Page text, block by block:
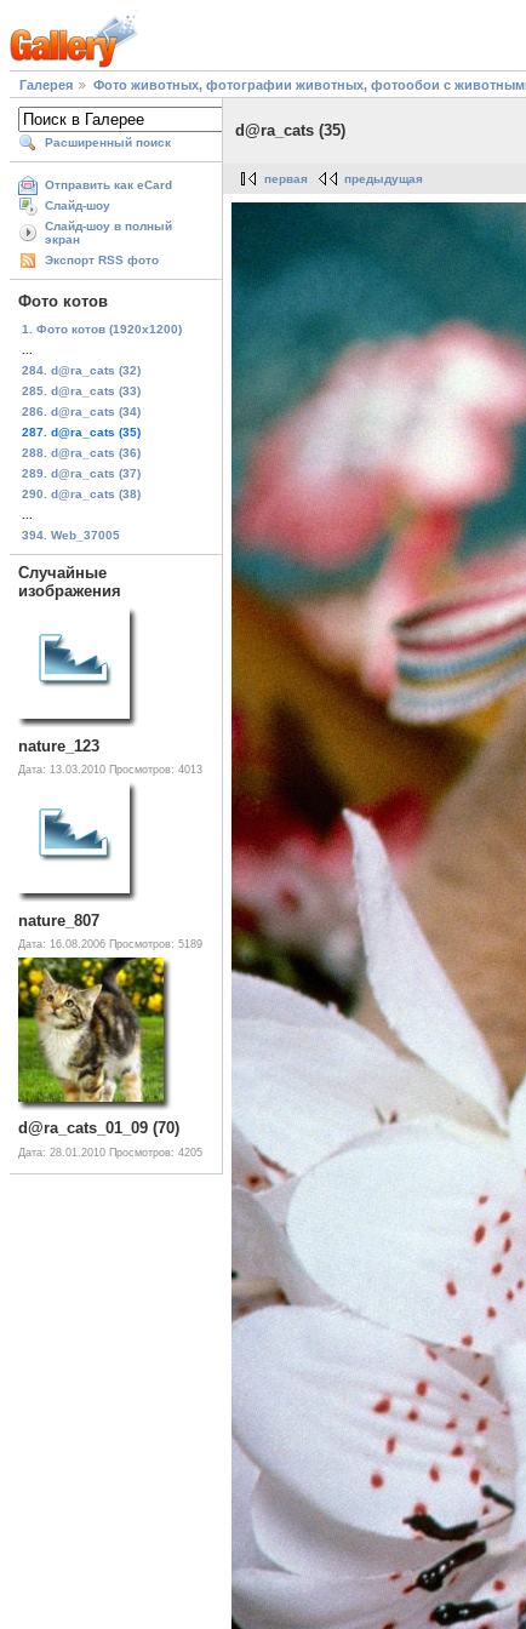
Галерея Фото животных, фотографии животных, фотообои с
Расширенный поиск
Отправить как eCard
Слайд-шоу
Слайд-шоу в полный
экран
Экспорт RSS фото
Фото котов
1. Фото котов (1920х1200)
284. d@ra_cats (32)
285. d@ra_cats (33)
286. d@ra_cats (34)
287. d@ra_cats (35)
288. d@ra_cats (36)
289. d@ra_cats (37)
290. d@ra_cats (38)
394. Web_37005
Случайные
изображения
nature_123
Дата: 13.03.2010 Просмотров: 4013
nature_807
Дата: 16.08.2006 Просмотров: 5189
d@ra_cats_01_09 (70)
Дата: 28.01.2010 Просмотров: 4205
d@ra_cats (35)
первая предыдущая